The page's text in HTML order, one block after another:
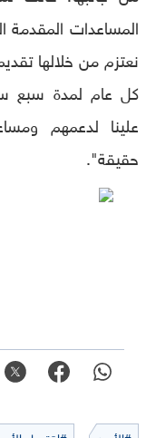
المساعدات المقدمة
نعتزم من خلالها
كل عام لمدة سبع
علينا لدعمهم
حقيقة".